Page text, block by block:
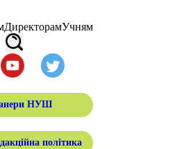
ДиректорамУчням
НУШ
політика